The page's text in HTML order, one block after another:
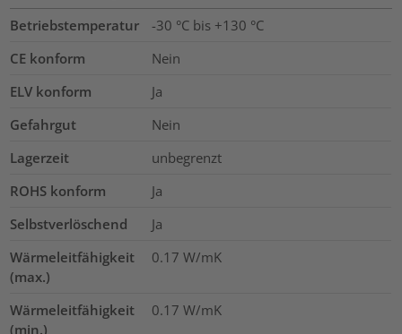
Betriebstemperatur
-30 °C bis +130 °C
CE konform
Nein
ELV konform
Ja
Gefahrgut
Nein
Lagerzeit
unbegrenzt
ROHS konform
Ja
Selbstverlöschend
Ja
Wärmeleitfähigkeit
(max.)
0.17 W/mK
Wärmeleitfähigkeit
(min.)
0.17 W/mK